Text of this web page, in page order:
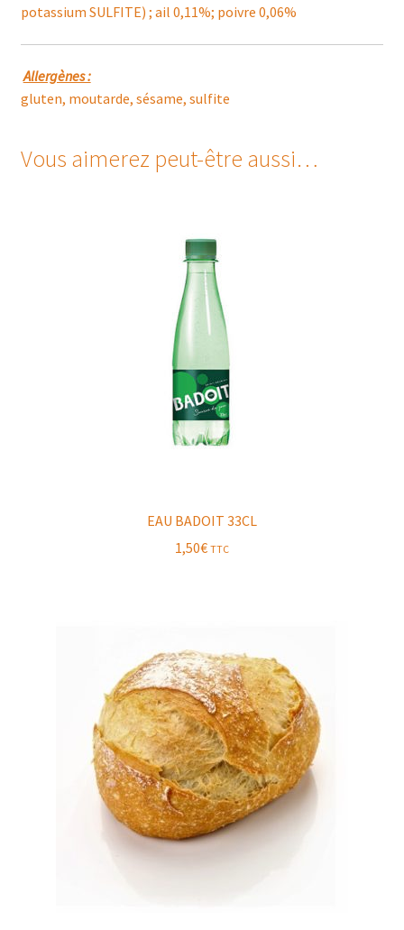
potassium SULFITE) ; ail 0,11%; poivre 0,06%
Allergènes :
gluten, moutarde, sésame, sulfite
Vous aimerez peut-être aussi…
EAU BADOIT 33CL
1,50€ TTC